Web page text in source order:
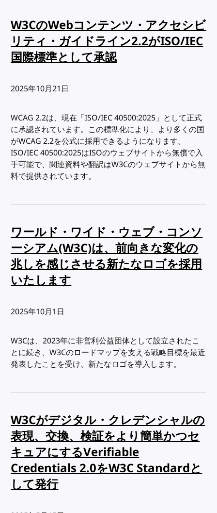
W3CのWebコンテンツ・アクセシビ
リティ・ガイドライン2.2がISO/IEC
国際標準として承認
出版日:
2025年10月21日
WCAG 2.2は、現在「ISO/IEC 40500:2025」として正式
に承認されています。この標準化により、より多くの国
がWCAG 2.2を公式に採用できるようになります。
ISO/IEC 40500:2025はISOのウェブサイトから無償で入
手可能で、関連資料や翻訳はW3Cのウェブサイトから無
料で提供されています。
ワールド・ワイド・ウェブ・コンソ
ーシアム(W3C)は、前向きな変化の
兆しを感じさせる新たなロゴを採用
いたします
出版日:
2025年10月1日
W3Cは、2023年に非営利公益団体として設立されたこ
とに続き、W3Cのロードマップを支える戦略目標を最近
発表したことを受け、新たなロゴを導入します。
W3Cがデジタル・クレデンシャルの
表現、交換、検証をより簡単かつセ
キュアにするVerifiable
Credentials 2.0をW3C Standardと
して発行